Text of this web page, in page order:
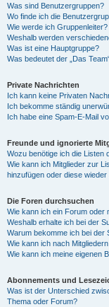
Was sind Benutzergruppen?
Wo finde ich die
Wie werde ich Gruppenleiter?
Weshalb werden
Was ist eine Hauptgruppe?
Was bedeutet der „Das
Private Nachrichten
Ich kann keine Privaten
Ich bekomme ständig
Ich habe eine Spam-E-Mail
Freunde und ignorierte
Wozu benötige ich die Listen
Wie kann ich Mitglieder zur
hinzufügen oder diese
Die Foren durchsuchen
Wie kann ich ein Forum
Weshalb erhalte ich bei der
Warum bekomme ich bei der
Wie kann ich nach
Wie kann ich meine eigenen
Abonnements und
Was ist der Unterschied
Thema oder Forum?